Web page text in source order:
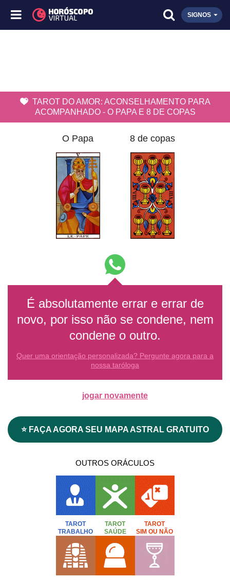
SIGNOS
TAROT DO AMOR: ACONSELHAMENTO PARA
ACOMPANHADO - O PAPA E 8 DE COPAS
O Papa 8 de copas
É absolutamente errar e errar de
novo, por isso não se condene, nem
condene o outro.
Quer uma orientação personalizada? Pergunte agora para a
nossa taróloga
jogar novamente
⭐ FAÇA AGORA SEU MAPA ASTRAL GRATUITO
OUTROS ORÁCULOS
TAROT
TRABALHO
TAROT
SAÚDE
TAROT
SIM OU NÃO